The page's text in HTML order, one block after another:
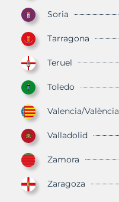
Soria
Tarragona
Teruel
Toledo
Valencia/València
Valladolid
Zamora
Zaragoza